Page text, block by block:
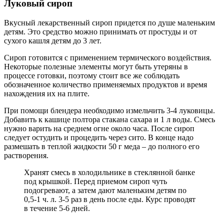
Луковый сироп
Вкусный лекарственный сироп придется по душе маленьким
детям. Это средство можно принимать от простуды и от
сухого кашля детям до 3 лет.
Сироп готовится с применением термического воздействия.
Некоторые полезные элементы могут быть утеряны в
процессе готовки, поэтому стоит все же соблюдать
обозначенное количество применяемых продуктов и время
нахождения их на плите.
При помощи блендера необходимо измельчить 3-4 луковицы.
Добавить к кашице полтора стакана сахара и 1 л воды. Смесь
нужно варить на среднем огне около часа. После сироп
следует остудить и процедить через сито. В конце надо
размешать в теплой жидкости 50 г меда – до полного его
растворения.
Хранят смесь в холодильнике в стеклянной банке
под крышкой. Перед приемом сироп чуть
подогревают, а затем дают маленьким детям по
0,5-1 ч. л. 3-5 раз в день после еды. Курс проводят
в течение 5-6 дней.